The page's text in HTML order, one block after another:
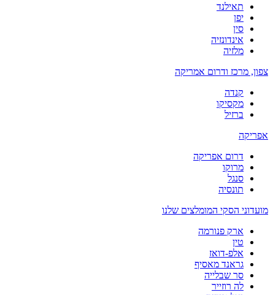
תאילנד
יפן
סין
אינדונזיה
מלזיה
צפון, מרכז ודרום אמריקה
קנדה
מקסיקו
ברזיל
אפריקה
דרום אפריקה
מרוקו
סנגל
תונסיה
מועדוני הסקי המומלצים שלנו
ארק פנורמה
טין
אלפ-דואז
גראנד מאסיף
סר שבלייה
לה רוזייר